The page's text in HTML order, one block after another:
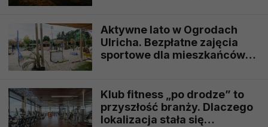
Aktywne lato w Ogrodach
Ulricha. Bezpłatne zajęcia
sportowe dla mieszkańców
Klub fitness „po drodze” to
przyszłość branży. Dlaczego
lokalizacja stała się